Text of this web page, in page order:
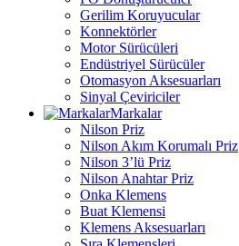
Gerilim Koruyucular
Konnektörler
Motor Sürücüleri
Endüstriyel Sürücüler
Otomasyon Aksesuarları
Sinyal Çeviriciler
Markalar
Nilson Priz
Nilson Akım Korumalı Priz
Nilson 3’lü Priz
Nilson Anahtar Priz
Onka Klemens
Buat Klemensi
Klemens Aksesuarları